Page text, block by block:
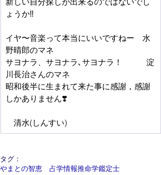
ょうか‼️
イヤ〜音楽って本当にいいですねー　水
野晴郎のマネ
サヨナラ、サヨナラ､サヨナラ！　　　淀
川長治さんのマネ
昭和後半に生まれて来た事に感謝，感謝
しかありません❣️
清水(しんすい)
タグ：
やまとの智恵 占学情報推命学鑑定士